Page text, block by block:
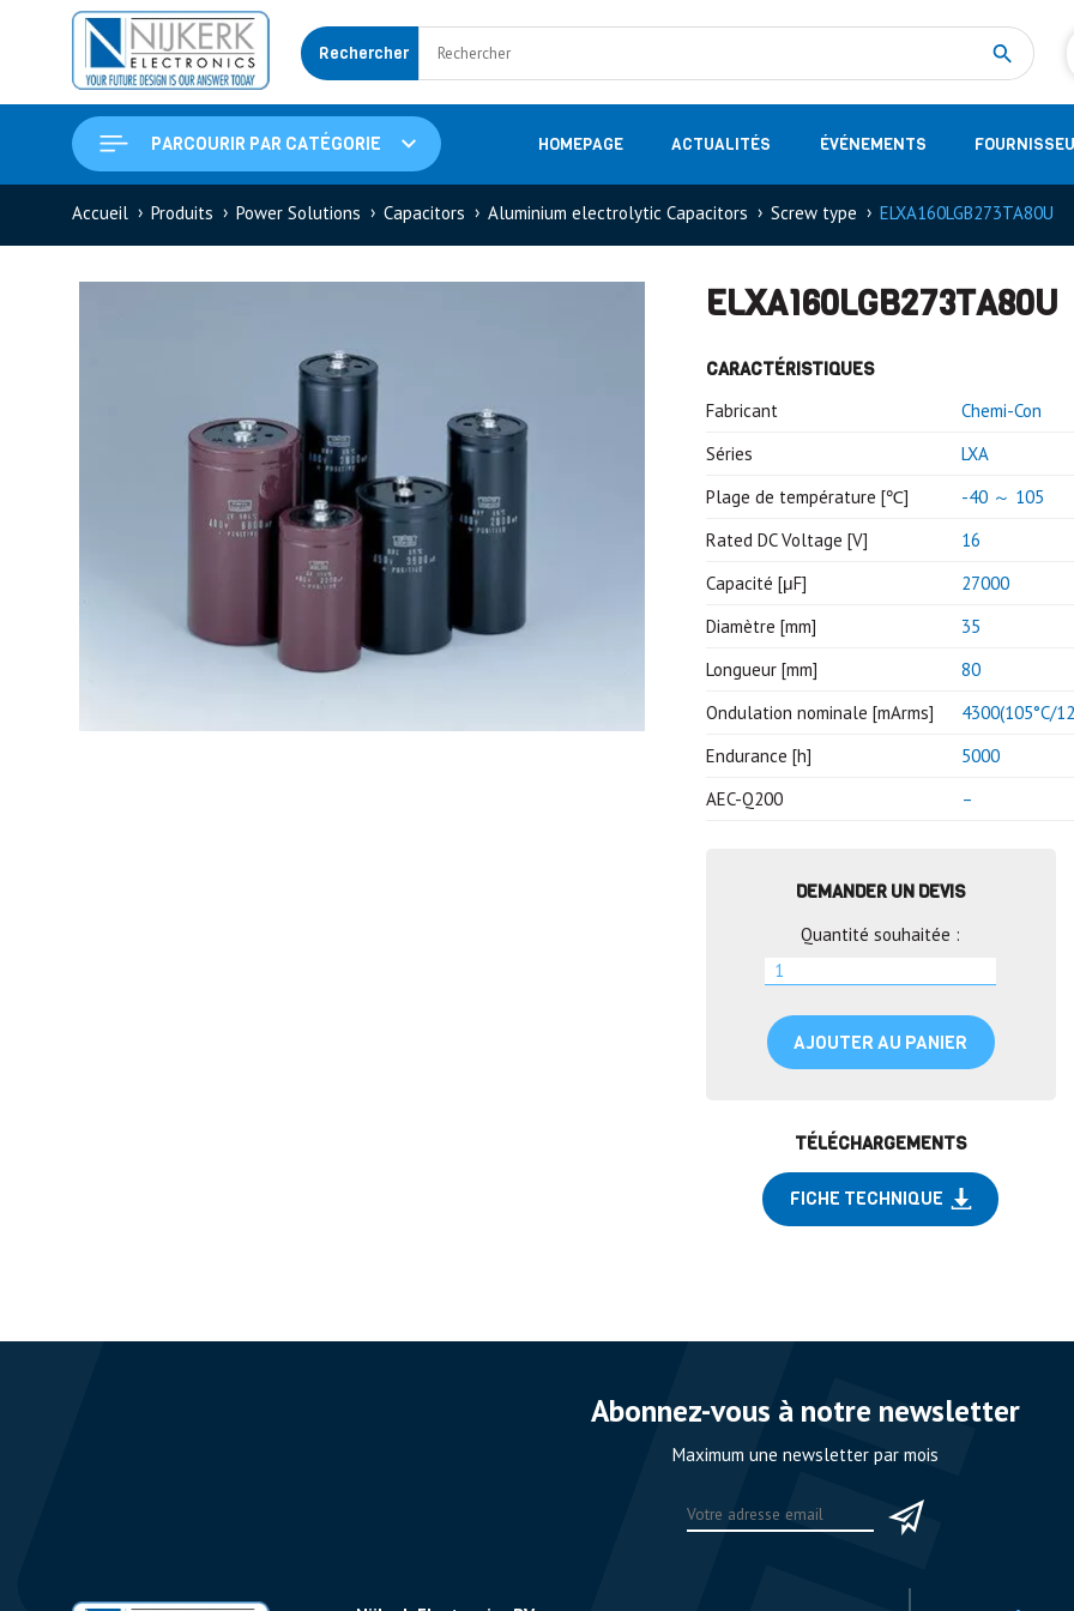
Rechercher
PARCOURIR PAR CATÉGORIE HOMEPAGE ACTUALITÉS ÉVÉNEMENTS
Measurement
Accueil Produits Power Solutions Capacitors Aluminium electrolytic Capacitors Screw type ELXA160LGB273TA80U
ELXA160LGB273TA80U
CARACTÉRISTIQUES
Fabricant
Chemi-Con
Séries
LXA
Plage de température [℃]
-40 ～ 105
Rated DC Voltage [V]
16
Capacité [μF]
27000
Diamètre [mm]
35
Longueur [mm]
80
Ondulation nominale [mArms]
4300(105°C/
Endurance [h]
5000
AEC-Q200
–
DEMANDER UN DEVIS
Quantité souhaitée :
AJOUTER AU PANIER
TÉLÉCHARGEMENTS
FICHE TECHNIQUE
Abonnez-vous à notre newsletter
Maximum une newsletter par mois